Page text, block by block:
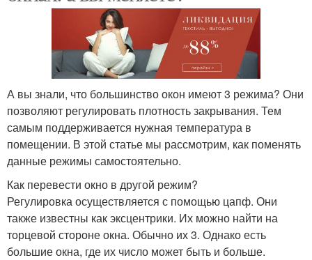
А вы знали, что большинство окон имеют 3 режима? Они
позволяют регулировать плотность закрывания. Тем
самым поддерживается нужная температура в
помещении. В этой статье мы рассмотрим, как поменять
данные режимы самостоятельно.
Как перевести окно в другой режим?
Регулировка осуществляется с помощью цапф. Они
также известны как эксцентрики. Их можно найти на
торцевой стороне окна. Обычно их 3. Однако есть
большие окна, где их число может быть и больше.